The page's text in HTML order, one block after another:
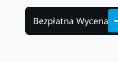
Bezpłatna Wycena